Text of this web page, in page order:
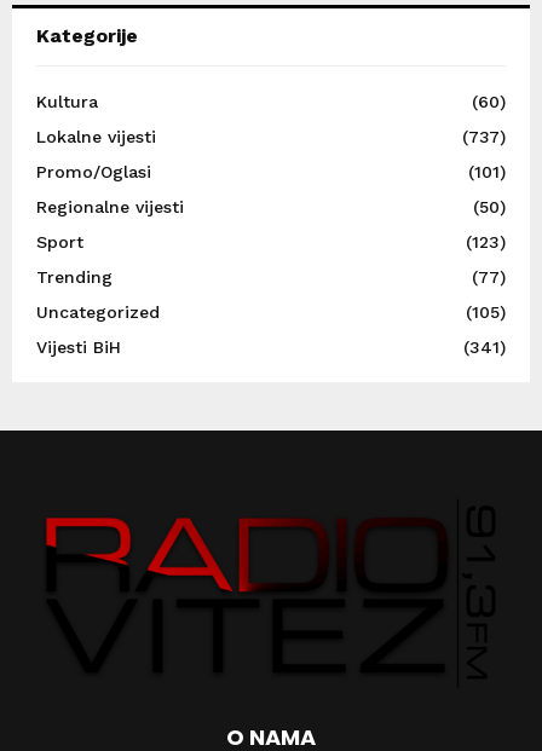
Kategorije
Kultura
(60)
Lokalne vijesti
(737)
Promo/Oglasi
(101)
Regionalne vijesti
(50)
Sport
(123)
Trending
(77)
Uncategorized
(105)
Vijesti BiH
(341)
O NAMA